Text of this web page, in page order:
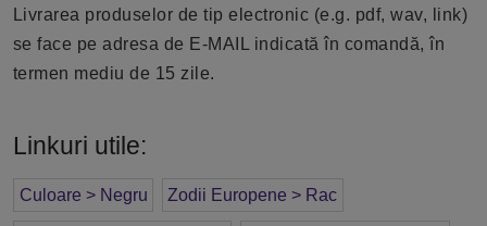
Livrarea produselor de tip electronic (e.g. pdf, wav, link)
se face pe adresa de E-MAIL indicată în comandă, în
termen mediu de 15 zile.
Linkuri utile:
Culoare > Negru Zodii Europene > Rac